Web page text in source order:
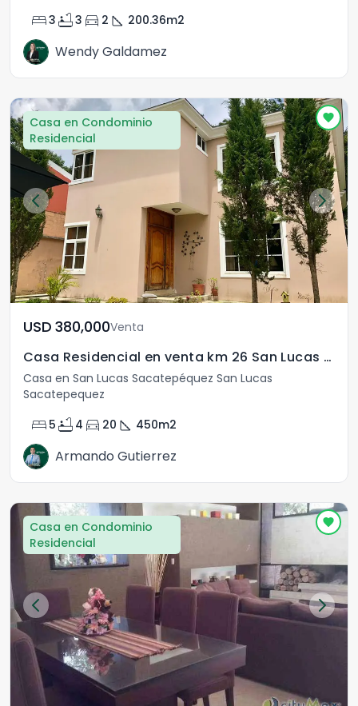
bed3 bathtub3 directions_car 2 square_foot 200.36m2
Wendy Galdamez
Casa en Condominio
Residencial
USD	380,000Venta
Casa Residencial en venta km 26 San Lucas Sacatepequez
Casa en San Lucas Sacatepéquez San Lucas
Sacatepequez
bed 5 bathtub 4 directions_car 20 square_foot 450m2
Armando Gutierrez
Casa en Condominio
Residencial